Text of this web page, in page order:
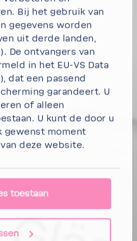
Bij het gebruik van
gegevens worden
uit derde landen,
De ontvangers van
in het EU-VS Data
dat een passend
garandeert. U
of alleen
U kunt de door u
gewenst moment
deze website.
toestaan